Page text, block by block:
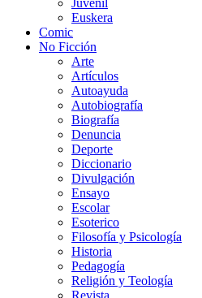
Juvenil
Euskera
Comic
No Ficción
Arte
Artículos
Autoayuda
Autobiografía
Biografía
Denuncia
Deporte
Diccionario
Divulgación
Ensayo
Escolar
Esoterico
Filosofía y Psicología
Historia
Pedagogía
Religión y Teología
Revista